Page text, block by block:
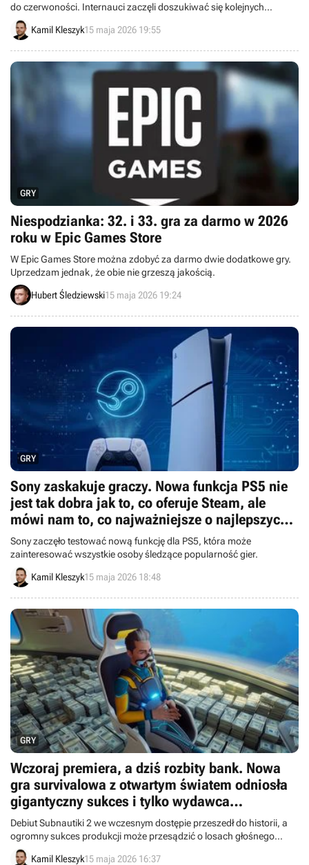
do czerwoności. Internauci zaczęli doszukiwać się kolejnych
wskazówek, ale jedna z najgłośniejszych teorii została szybko
podważona przez znanego informatora.
Kamil Kleszyk15 maja 2026 19:55
GRY
Niespodzianka: 32. i 33. gra za darmo w 2026
roku w Epic Games Store
W Epic Games Store można zdobyć za darmo dwie dodatkowe gry.
Uprzedzam jednak, że obie nie grzeszą jakością.
Hubert Śledziewski15 maja 2026 19:24
GRY
Sony zaskakuje graczy. Nowa funkcja PS5 nie
jest tak dobra jak to, co oferuje Steam, ale
mówi nam to, co najważniejsze o najlepszych
grach PlayStation
Sony zaczęło testować nową funkcję dla PS5, która może
zainteresować wszystkie osoby śledzące popularność gier.
Kamil Kleszyk15 maja 2026 18:48
GRY
Wczoraj premiera, a dziś rozbity bank. Nowa
gra survivalowa z otwartym światem odniosła
gigantyczny sukces i tylko wydawca
Subnautica 2 może kręcić nosem
Debiut Subnautiki 2 we wczesnym dostępie przeszedł do historii, a
ogromny sukces produkcji może przesądzić o losach głośnego
konfliktu pomiędzy twórcami gry a firmą Krafton.
Kamil Kleszyk15 maja 2026 16:37